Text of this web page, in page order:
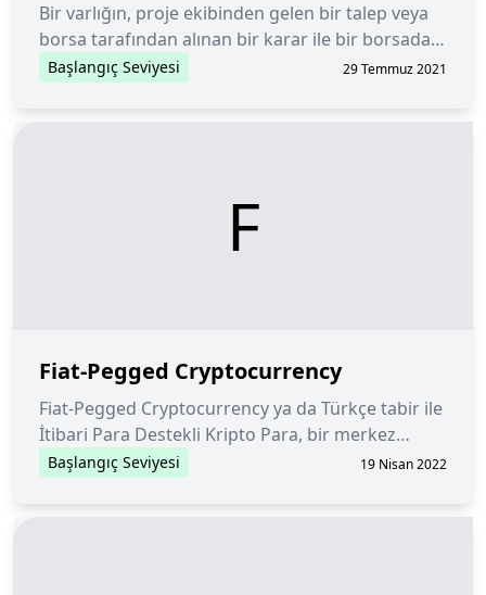
Bir varlığın, proje ekibinden gelen bir talep veya
borsa tarafından alınan bir karar ile bir borsadan
çıkarılması.
Başlangıç Seviyesi 29 Temmuz 2021
F
Fiat-Pegged Cryptocurrency
Fiat-Pegged Cryptocurrency ya da Türkçe tabir ile
İtibari Para Destekli Kripto Para, bir merkez
bankasının çıkardığı itibari paralara (Amerikan
Başlangıç Seviyesi 19 Nisan 2022